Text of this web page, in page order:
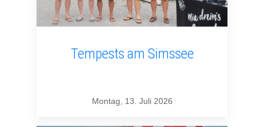
Tempests am Simssee
Montag, 13. Juli 2026